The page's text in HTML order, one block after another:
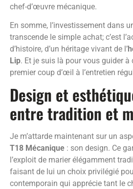
chef-d’œuvre mécanique.
En somme, l’investissement dans
transcende le simple achat; c’est
d’histoire, d’un héritage vivant de l’
Lip. Et je suis là pour vous guider à
premier coup d’œil à l’entretien
Design et
entre tradition et
Je m’attarde maintenant sur un
T18 Mécanique : son design. Ce
l’exploit de marier élégamment
faisant de lui un choix privilégié
contemporain qui apprécie tant le